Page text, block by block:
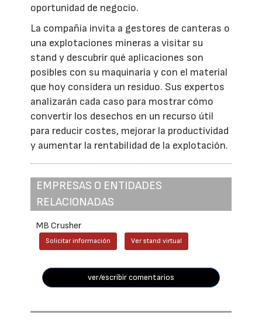
oportunidad de negocio.
La compañía invita a gestores de canteras o
una explotaciones mineras a visitar su
stand y descubrir qué aplicaciones son
posibles con su maquinaria y con el material
que hoy considera un residuo. Sus expertos
analizarán cada caso para mostrar cómo
convertir los desechos en un recurso útil
para reducir costes, mejorar la productividad
y aumentar la rentabilidad de la explotación.
EMPRESAS O ENTIDADES
RELACIONADAS
MB Crusher
Solicitar información Ver stand virtual
ver/escribir comentarios